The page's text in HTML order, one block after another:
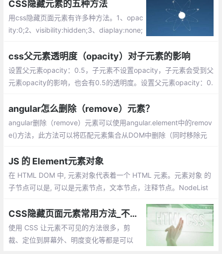
CSS隐藏元素的五种方法
用css隐藏页面元素有许多种方法。1、opac
ity:0;2、visibility:hidden;3、diaplay:none;
可以根据具体情况选择适合的方法来隐藏元
素
css父元素透明度（opacity）对子元素的影响
设置父元素opacity：0.5，子元素不设置opacity，子元素会受到父
元素opacity的影响，也会有0.5的透明度。设置父元素opacity：0.
angular怎么删除（remove）元素？
angular删除（remove）元素可以使用angular.element中的remov
e()方法，此方法可以将匹配元素集合从DOM中删除（同时移除元
JS 的 Element元素对象
在 HTML DOM 中, 元素对象代表着一个 HTML 元素。元素对象 的
子节点可以是, 可以是元素节点，文本节点，注释节点。NodeList
CSS隐藏页面元素常用方法_不同场景下使用CSS隐藏元素
使用 CSS 让元素不可见的方法很多，剪
裁、定位到屏幕外、明度变化等都是可以